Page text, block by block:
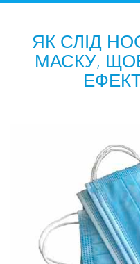
ЯК СЛІД
МАСКУ,